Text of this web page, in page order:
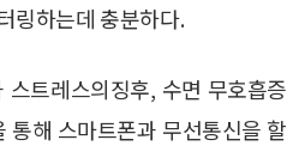
링하는데 충분하다.
트레스의징후, 수면 무호흡증
통해 스마트폰과 무선통신을 할